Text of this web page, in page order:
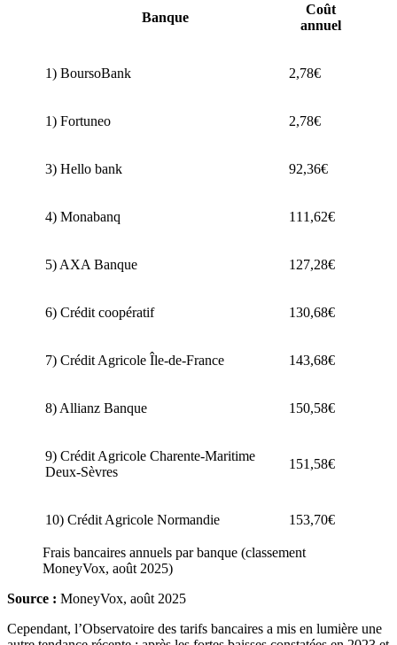
Banque
Coût
annuel
1) BoursoBank 2,78€
1) Fortuneo 2,78€
3) Hello bank 92,36€
4) Monabanq 111,62€
5) AXA Banque 127,28€
6) Crédit coopératif 130,68€
7) Crédit Agricole Île-de-France 143,68€
8) Allianz Banque 150,58€
9) Crédit Agricole Charente-Maritime
Deux-Sèvres
151,58€
10) Crédit Agricole Normandie 153,70€
Frais bancaires annuels par banque (classement
MoneyVox, août 2025)
Source : MoneyVox, août 2025
Cependant, l’Observatoire des tarifs bancaires a mis en lumière une